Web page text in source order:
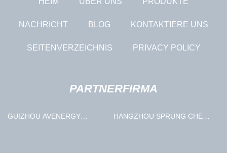
NACHRICHT BLOG KONTAKTIERE UNS
SEITENVERZEICHNIS PRIVACY POLICY
PARTNERFIRMA
GUIZHOU AVENERGY
HANGZHOU SPRUNG CHEM